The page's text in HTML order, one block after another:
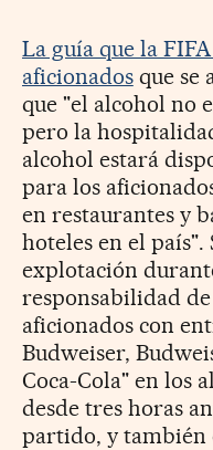
La guía que la
aficionadosque se
que "el alcohol no
pero la
alcohol estará
para los
en restaurantes y
hoteles en el país".
explotación
responsabilidad
aficionados con
Budweiser,
Coca-Cola" en los
desde tres horas
partido, y también